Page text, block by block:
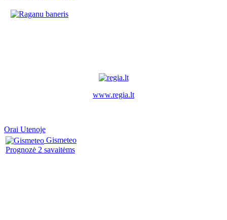
www.regia.lt
Orai Utenoje
Gismeteo
Prognozė 2 savaitėms